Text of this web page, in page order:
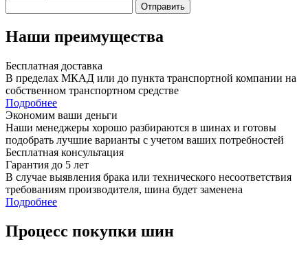
Отправить
Наши преимущества
Бесплатная доставка
В пределах МКАД или до пункта транспортной компании на
собственном транспортном средстве
Подробнее
Экономим ваши деньги
Наши менеджеры хорошо разбираются в шинах и готовы
подобрать лучшие варианты с учетом ваших потребностей
Бесплатная консультация
Гарантия до 5 лет
В случае выявления брака или технического несоответствия
требованиям производителя, шина будет заменена
Подробнее
Процесс покупки шин